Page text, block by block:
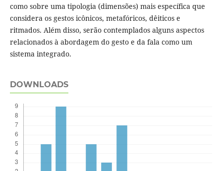
como sobre uma tipologia (dimensões) mais específica que
considera os gestos icônicos, metafóricos, dêiticos e
ritmados. Além disso, serão contemplados alguns aspectos
relacionados à abordagem do gesto e da fala como um
sistema integrado.
DOWNLOADS